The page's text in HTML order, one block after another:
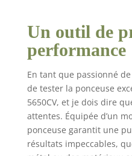
Un outil de
performance
En tant que passionné de
de tester la ponceuse
5650CV, et je dois dire
attentes. Équipée d’un
ponceuse garantit une
résultats impeccables,